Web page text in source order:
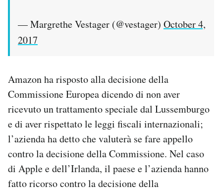
— Margrethe Vestager (@vestager) October 4,
2017
Amazon ha risposto alla decisione della
Commissione Europea dicendo di non aver
ricevuto un trattamento speciale dal Lussemburgo
e di aver rispettato le leggi fiscali internazionali;
l’azienda ha detto che valuterà se fare appello
contro la decisione della Commissione. Nel caso
di Apple e dell’Irlanda, il paese e l’azienda hanno
fatto ricorso contro la decisione della